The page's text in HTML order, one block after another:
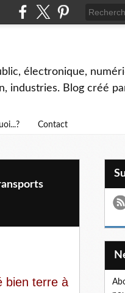
électronique,
industries. Blog créé
Contact
bien terre à